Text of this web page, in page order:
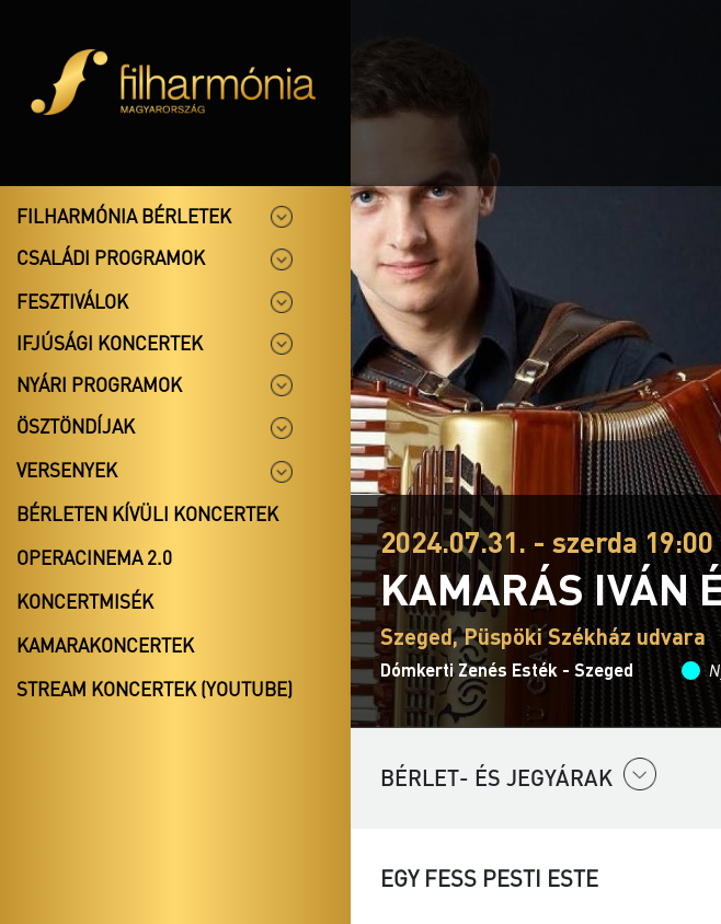
FILHARMÓNIA BÉRLETEK
CSALÁDI PROGRAMOK
FESZTIVÁLOK
IFJÚSÁGI KONCERTEK
NYÁRI PROGRAMOK
ÖSZTÖNDÍJAK
VERSENYEK
BÉRLETEN KÍVÜLI KONCERTEK
OPERACINEMA 2.0
KONCERTMISÉK
KAMARAKONCERTEK
STREAM KONCERTEK (YOUTUBE)
2024.07.31. - szerda 19:00
KAMARÁS IVÁN
Szeged, Püspöki Székház udvara
Dómkerti Zenés Esték - Szeged
BÉRLET- ÉS JEGYÁRAK
EGY FESS PESTI ESTE